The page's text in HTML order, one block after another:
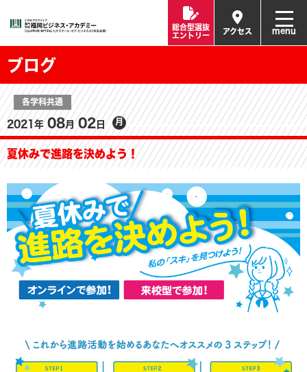
総合型選抜
エントリー
アクセス menu
ブログ
各学科共通
2021年 08月 02日 月
夏休みで進路を決めよう！